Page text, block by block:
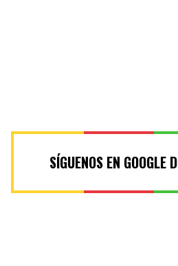
SÍGUENOS EN GOOGLE